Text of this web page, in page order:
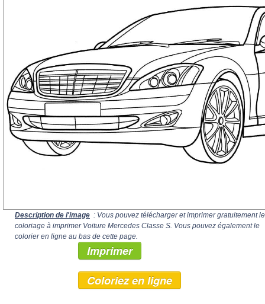
Description de l'image : Vous pouvez télécharger et imprimer gratuitement le
coloriage à imprimer Voiture Mercedes Classe S. Vous pouvez également le
colorier en ligne au bas de cette page.
Imprimer
Coloriez en ligne